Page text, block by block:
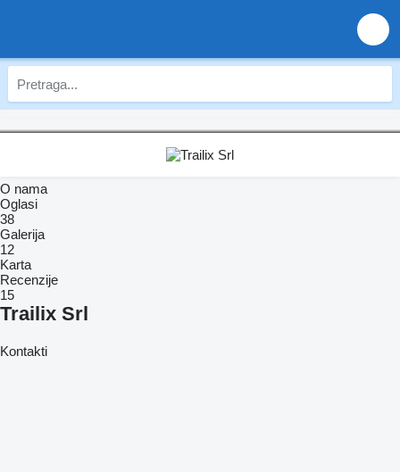
O nama
Oglasi
38
Galerija
12
Karta
Recenzije
15
Trailix Srl
Kontakti